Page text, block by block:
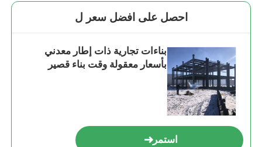
احصل على افضل سعر ل
بناءات تجارية ذات إطار معدني
بأسعار معقولة وقت بناء قصير
استمر